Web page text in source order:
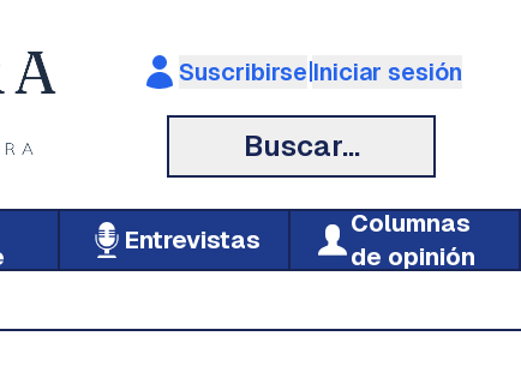
Suscribirse|Iniciar sesión
Buscar...
Entrevistas
Columnas
de opinión